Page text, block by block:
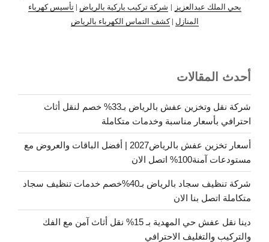
بحي الملك عبدالعزيز | شركة تركيب باركية بالرياض |تأسيس كهرباء
المنازل |كشف التماس الكهرباء بالرياض
أحدث المقالات
شركة نقل وتخزين عفش بالرياض بـ33% خصم لنقل أثاث
احترافي بأسعار مناسبة وخدمات متكاملة
أسعار تخزين عفش بالرياض2027 | أفضل الباقات والعروض مع
مستودعات آمنة100% اتصل الان
شركة تنظيف سجاد بالرياض بـ40%خصم خدمات تنظيف سجاد
متكاملة اتصل بنا الان
دينا نقل عفش حي المهدية بـ 15% نقل أثاث آمن مع الفك
والتركيب والتغليف الاحترافي